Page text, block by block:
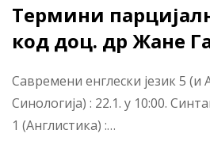
Термини
код доц. др Жане
Савремени енглески језик 5 (и
Синологија) : 22.1. у 10:00.
1 (Англистика) :…